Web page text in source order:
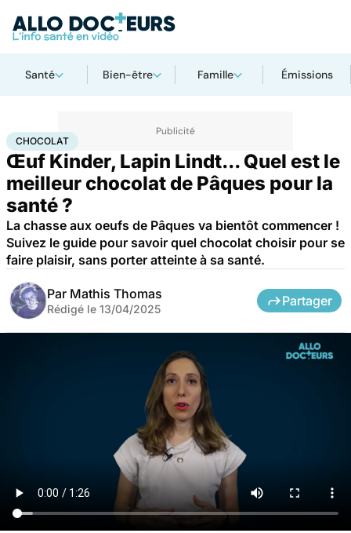
Santé Bien-être Famille Émissions
AccueilBien-être Chocolat
CHOCOLAT
Œuf Kinder, Lapin Lindt... Quel est le
meilleur chocolat de Pâques pour la
santé ?
La chasse aux oeufs de Pâques va bientôt commencer !
Suivez le guide pour savoir quel chocolat choisir pour se
faire plaisir, sans porter atteinte à sa santé.
Par Mathis Thomas
Rédigé le 13/04/2025
Partager